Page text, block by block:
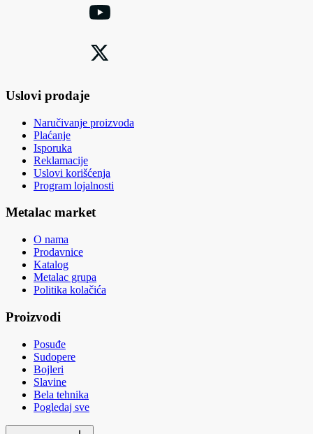
Uslovi prodaje
Naručivanje proizvoda
Plaćanje
Isporuka
Reklamacije
Uslovi korišćenja
Program lojalnosti
Metalac market
O nama
Prodavnice
Katalog
Metalac grupa
Politika kolačića
Proizvodi
Posuđe
Sudopere
Bojleri
Slavine
Bela tehnika
Pogledaj sve